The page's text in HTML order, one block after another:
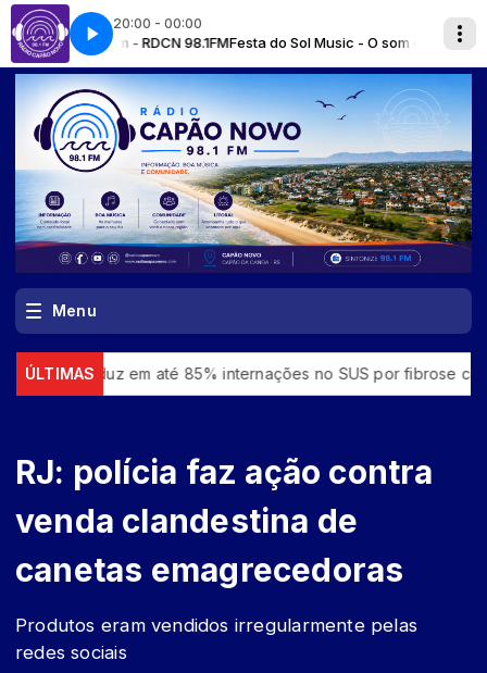
20:00 - 00:00
- RDCN 98.1FMFesta do Sol Music - O som que vem dos oceanos
Menu
ÚLTIMAS
reduz em até 85% internações no SUS por fibrose cística
RJ: polícia faz ação contra
venda clandestina de
canetas emagrecedoras
Produtos eram vendidos irregularmente pelas
redes sociais